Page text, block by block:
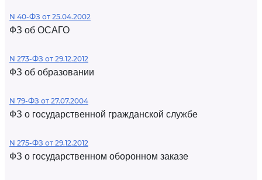
N 40-ФЗ от 25.04.2002
ФЗ об ОСАГО
N 273-ФЗ от 29.12.2012
ФЗ об образовании
N 79-ФЗ от 27.07.2004
ФЗ о государственной гражданской службе
N 275-ФЗ от 29.12.2012
ФЗ о государственном оборонном заказе